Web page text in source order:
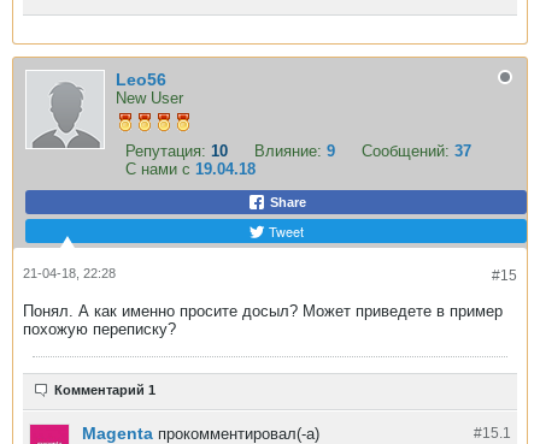
Leo56
New User
Репутация: 10 Влияние: 9 Сообщений: 37
С нами с 19.04.18
Share
Tweet
#15
21-04-18, 22:28
Понял. А как именно просите досыл? Может приведете в пример
похожую переписку?
Комментарий 1
#15. 1
Magenta прокомментировал(-а)